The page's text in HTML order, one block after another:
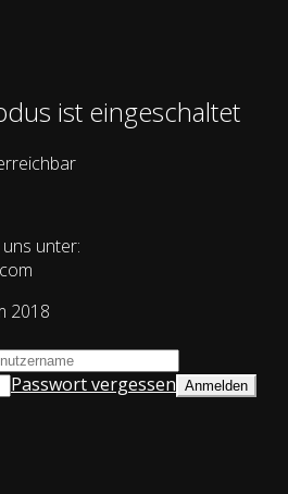
ist eingeschaltet
unter:
2018
Passwort vergessen